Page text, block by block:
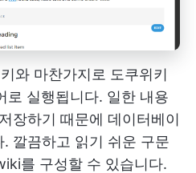
와 마찬가지로 도쿠위키
로 실행됩니다. 일한 내용
장하기 때문에 데이터베이
깔끔하고 읽기 쉬운 구문
를 구성할 수 있습니다.